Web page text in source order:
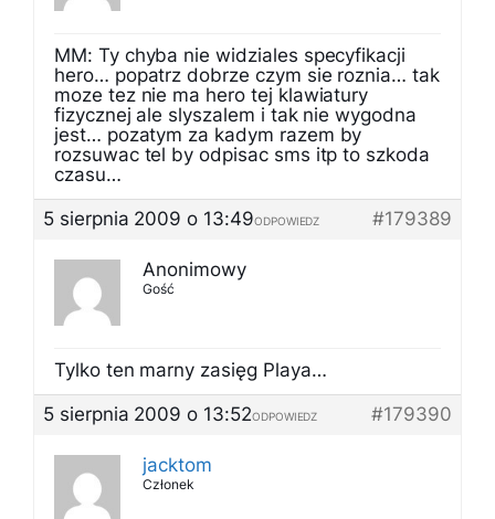
MM: Ty chyba nie widziales specyfikacji
hero… popatrz dobrze czym sie roznia… tak
moze tez nie ma hero tej klawiatury
fizycznej ale slyszalem i tak nie wygodna
jest… pozatym za kadym razem by
rozsuwac tel by odpisac sms itp to szkoda
czasu…
5 sierpnia 2009 o 13:49
#179389
ODPOWIEDZ
Anonimowy
Gość
Tylko ten marny zasięg Playa…
5 sierpnia 2009 o 13:52
#179390
ODPOWIEDZ
jacktom
Członek